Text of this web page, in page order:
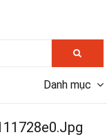
Danh mục